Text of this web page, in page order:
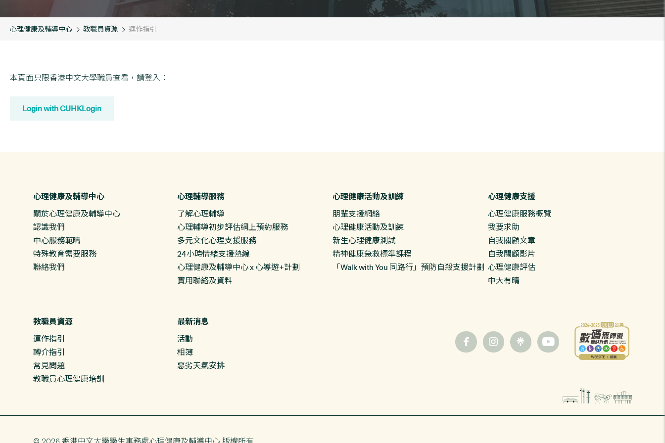
心理健康及輔導中心 教職員資源 運作指引
本頁面只限香港中文大學職員查看，請登入：
Login with CUHKLogin
心理健康及輔導中心
關於心理健康及輔導中心
認識我們
中心服務範疇
特殊教育需要服務
聯絡我們
心理輔導服務
了解心理輔導
心理輔導初步評估網上預約服務
多元文化心理支援服務
24小時情緒支援熱線
心理健康及輔導中心 x 心導遊+計劃
實用聯絡及資料
心理健康活動及訓練
朋輩支援網絡
心理健康活動及訓練
新生心理健康測試
精神健康急救標準課程
「Walk with You 同路行」預防自殺支援計劃
心理健康支援
心理健康服務概覽
我要求助
自我關顧文章
自我關顧影片
心理健康評估
中大有晴
教職員資源
運作指引
轉介指引
常見問題
教職員心理健康培訓
最新消息
活動
相簿
惡劣天氣安排